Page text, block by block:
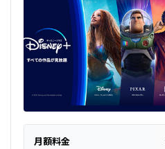
月額料金